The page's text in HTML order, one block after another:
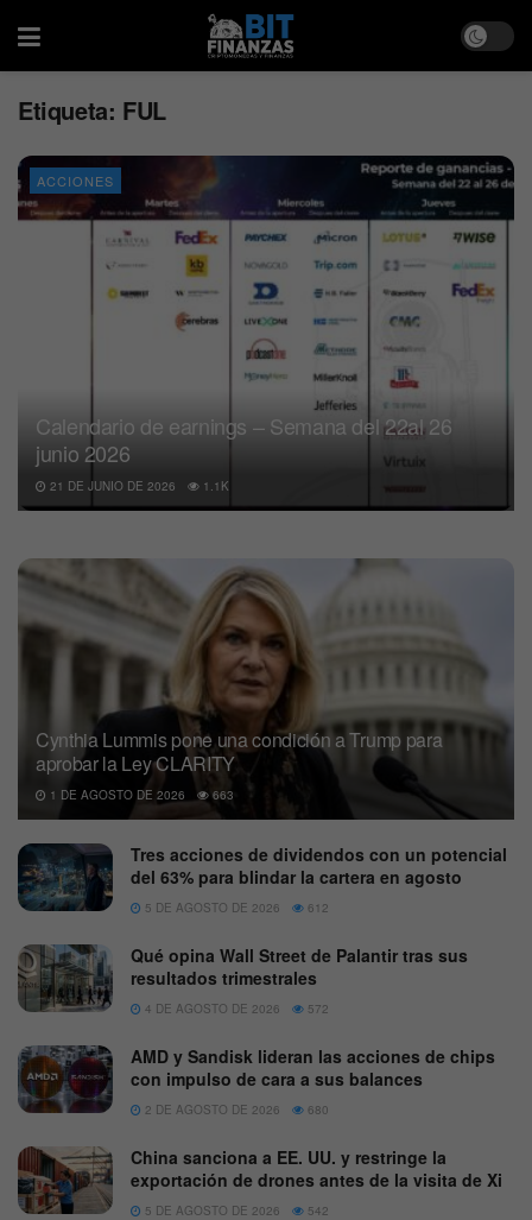
Etiqueta: FUL
ACCIONES
Calendario de earnings – Semana del 22al 26
junio 2026
21 DE JUNIO DE 2026 1.1K
Cynthia Lummis pone una condición a Trump para
aprobar la Ley CLARITY
1 DE AGOSTO DE 2026 663
Tres acciones de dividendos con un potencial
del 63% para blindar la cartera en agosto
5 DE AGOSTO DE 2026 612
Qué opina Wall Street de Palantir tras sus
resultados trimestrales
4 DE AGOSTO DE 2026 572
AMD y Sandisk lideran las acciones de chips
con impulso de cara a sus balances
2 DE AGOSTO DE 2026 680
China sanciona a EE. UU. y restringe la
exportación de drones antes de la visita de Xi
5 DE AGOSTO DE 2026 542